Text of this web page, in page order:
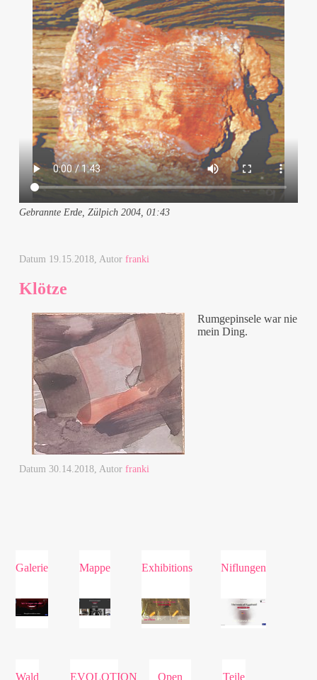
Gebrannte Erde, Zülpich 2004, 01:43
Datum 19.15.2018 , Autorfranki
Klötze
Rumgepinsele war nie
mein Ding.
Datum30.14.2018, Autorfranki
Galerie Mappe Exhibitions Niflungen
Wald EVOLOTION Open Teile